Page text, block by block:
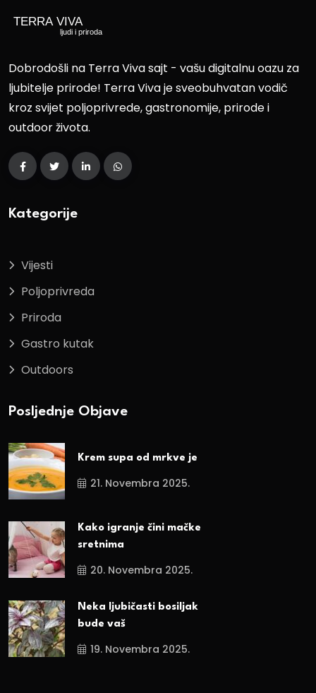
Dobrodošli na Terra Viva sajt - vašu digitalnu oazu za
ljubitelje prirode! Terra Viva je sveobuhvatan vodič
kroz svijet poljoprivrede, gastronomije, prirode i
outdoor života.
Kategorije
Vijesti
Poljoprivreda
Priroda
Gastro kutak
Outdoors
Posljednje Objave
Krem supa od mrkve je
21. Novembra 2025.
Kako igranje čini mačke
sretnima
20. Novembra 2025.
Neka ljubičasti bosiljak
bude vaš
19. Novembra 2025.